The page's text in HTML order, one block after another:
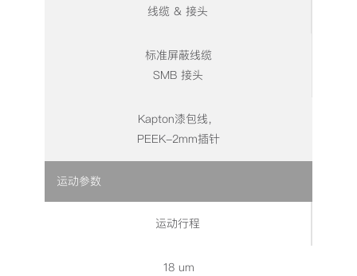
线缆 & 接头
标准屏蔽线缆
SMB 接头
Kapton漆包线，
PEEK-2mm插针
运动参数
运动行程
18 um